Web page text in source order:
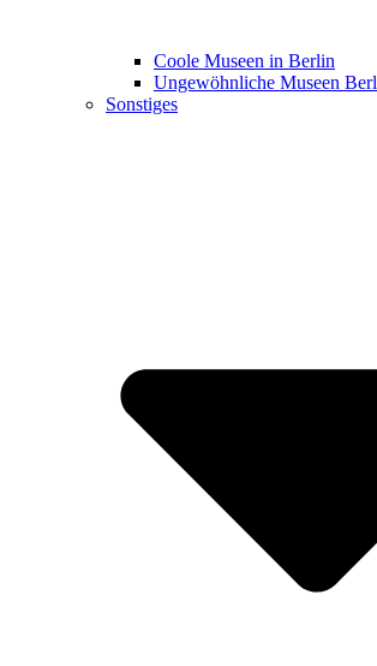
Coole Museen in Berlin
Ungewöhnliche Museen
Sonstiges